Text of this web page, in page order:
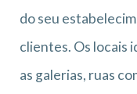
do seu
clientes. Os locais
as galerias, ruas